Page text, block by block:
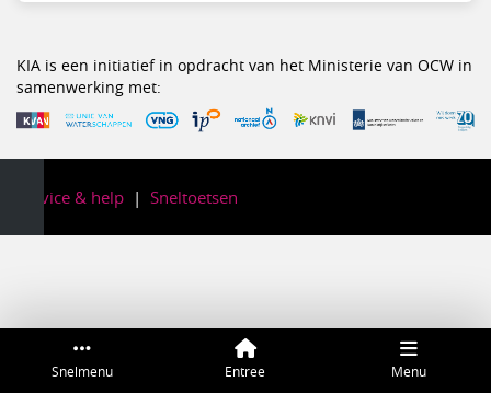
Snelmenu Entree Menu
KIA is een initiatief in opdracht van het Ministerie van OCW in
samenwerking met:
Service & help Sneltoetsen